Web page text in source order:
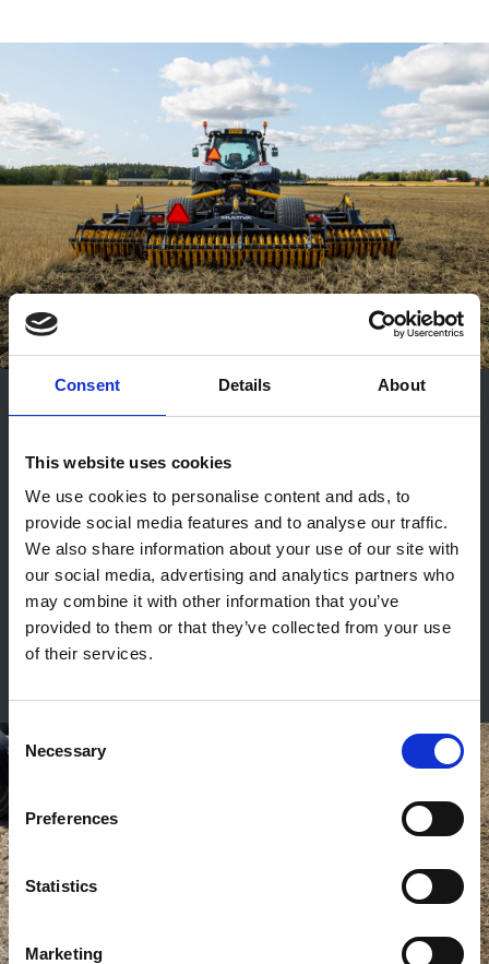
Consent Details About
This website uses cookies
We use cookies to personalise content and ads, to
provide social media features and to analyse our traffic.
We also share information about your use of our site with
our social media, advertising and analytics partners who
may combine it with other information that you’ve
provided to them or that they’ve collected from your use
of their services.
Consent
Selection
Necessary
Preferences
Statistics
Marketing
A vontatott Multiva DiscMaster+ a közepes és
nagy gazdaságok hatékony tarlóművelő
eszköze.
DiscMaster 5000-6000+